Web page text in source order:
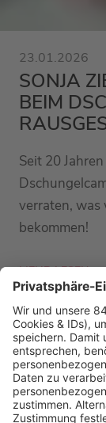
23.01.2026
SONJA
BEIM
Seit 20
verraten, was
bekommen!
MEHR LESEN